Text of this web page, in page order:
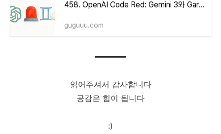
458. OpenAI Code Red: Gemini 3와 Garlic이 촉발할 2026 AI 패권 전쟁
guguuu.com
읽어주셔서 감사합니다
공감은 힘이 됩니다
:)